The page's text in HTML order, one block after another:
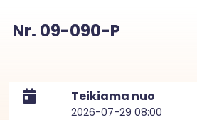
Nr. 09-090-P
Teikiama nuo
2026-07-29 08:00